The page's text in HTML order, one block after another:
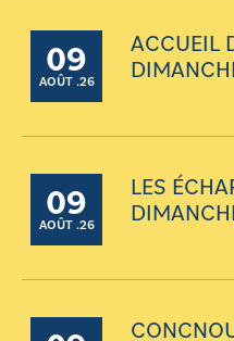
09
AOÛT .26
ACCUEIL
09
AOÛT .26
LES